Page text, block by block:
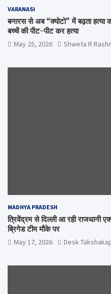
VARANASI
बनारस से अब “क्योटो” में बढ़ता
बच्चें की पीट-पीट कर हत्या
May 25, 2026 Shweta R
MADHYA PRADESH
त्रिवेंद्रम से दिल्ली आ रही
ब्रिगेड टीम मौके पर
May 17, 2026 Desk